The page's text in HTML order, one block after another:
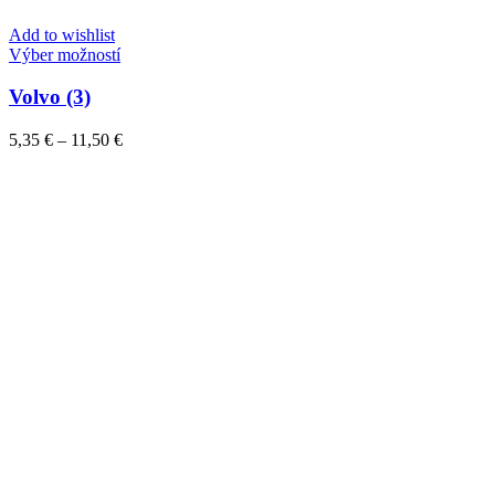
Add to wishlist
Výber možnostíTento
variantov.
Volvo (3)
5,35 € – 11,50 €Price